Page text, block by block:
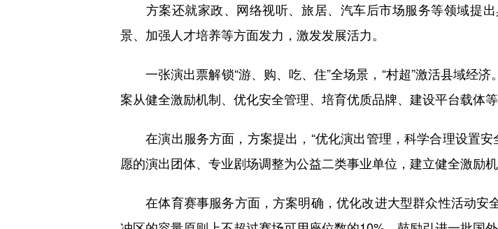
方案还就家政、网络视听、旅居、汽车后市场服务等领域提出
景、加强人才培养等方面发力，激发发展活力。
一张演出票解锁“游、购、吃、住”全场景，“村超”激活县域经济
案从健全激励机制、优化安全管理、培育优质品牌、建设平台载体
在演出服务方面，方案提出，“优化演出管理，科学合理设置安
愿的演出团体、专业剧场调整为公益二类事业单位，建立健全激励
在体育赛事服务方面，方案明确，优化改进大型群众性活动安